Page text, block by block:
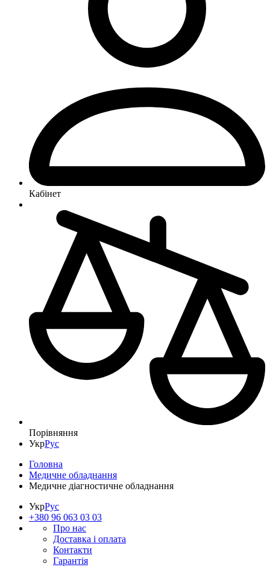
Кабінет
Порівняння
УкрРус
Головна
Медичне обладнання
Медичне діагностичне обладнання
УкрРус
+380 96 063 03 03
Про нас
Доставка і оплата
Контакти
Гарантія